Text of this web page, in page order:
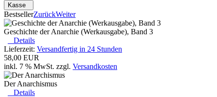
Kasse
BestsellerZurückWeiter
Geschichte der Anarchie (Werkausgabe), Band 3
Details
Lieferzeit: Versandfertig in 24 Stunden
58,00 EUR
inkl. 7 % MwSt. zzgl. Versandkosten
Der Anarchismus
Details